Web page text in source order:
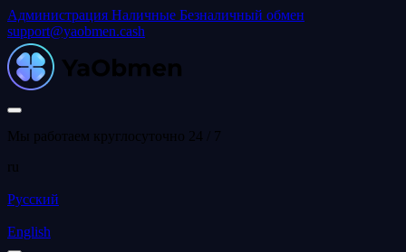
Администрация Наличные Безналичный обмен
support@yaobmen.cash
Мы работаем круглосуточно 24 / 7
ru
Русский
English